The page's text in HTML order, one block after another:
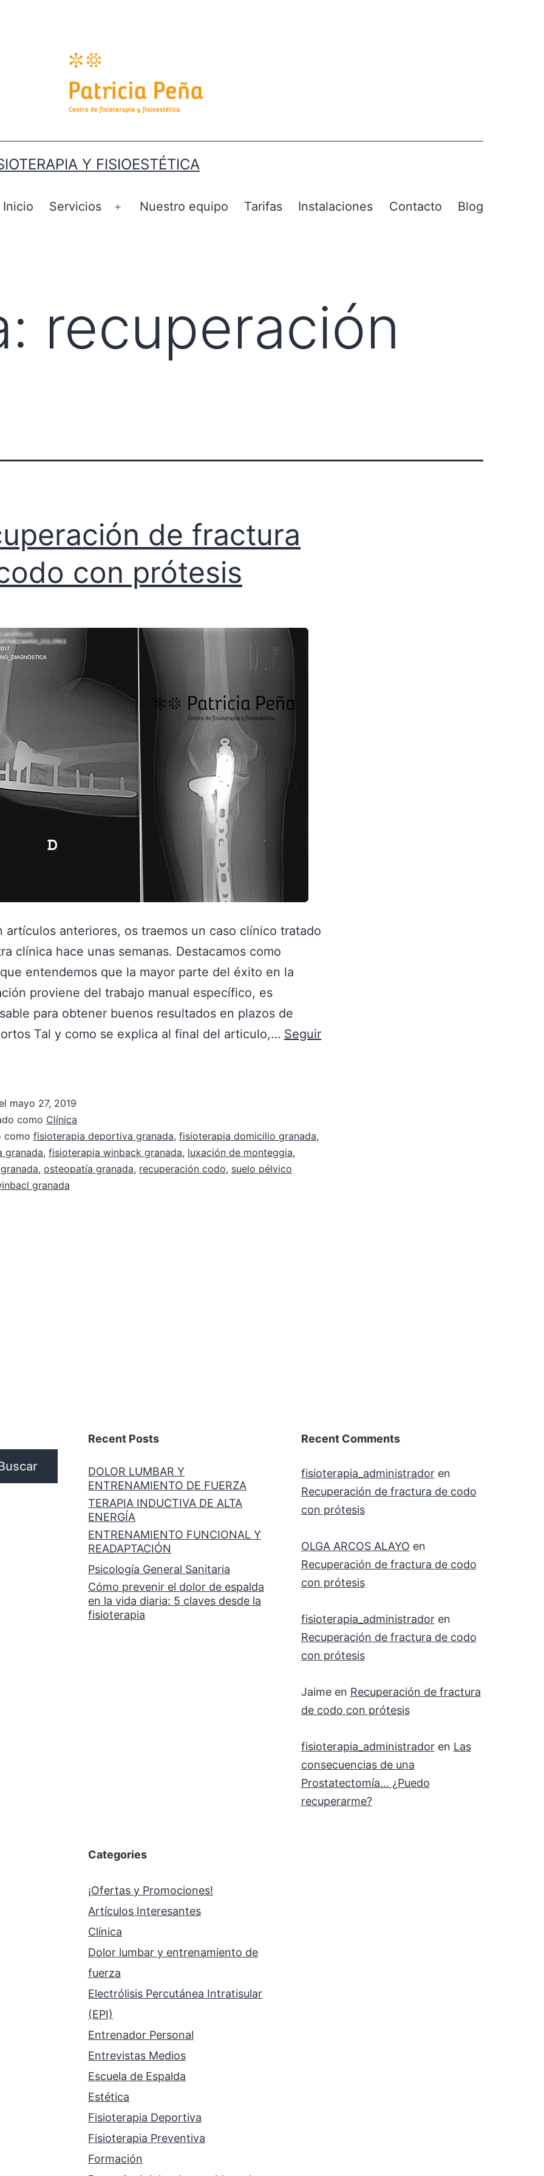
Y FISIOESTÉTICA
Inicio Servicios Nuestro equipo Tarifas Instalaciones Contacto Blog
recuperación
de fractura
con prótesis
artículos anteriores, os traemos un caso clínico tratado
clínica hace unas semanas. Destacamos como
entendemos que la mayor parte del éxito en la
proviene del trabajo manual específico, es
para obtener buenos resultados en plazos de
Tal y como se explica al final del articulo,… Seguir
mayo 27, 2019
como Clínica
como fisioterapia deportiva granada, fisioterapia domicilio granada,
granada, fisioterapia winback granada, luxación de monteggia,
, osteopatía granada, recuperación codo, suelo pélvico
granada
Recent Posts
DOLOR LUMBAR Y
ENTRENAMIENTO DE FUERZA
TERAPIA INDUCTIVA DE ALTA
ENERGÍA
ENTRENAMIENTO FUNCIONAL Y
READAPTACIÓN
Psicología General Sanitaria
Cómo prevenir el dolor de espalda
en la vida diaria: 5 claves desde la
fisioterapia
Recent Comments
fisioterapia_administradoren
Recuperación de fractura de codo
con prótesis
OLGA ARCOS ALAYO en
Recuperación de fractura de codo
con prótesis
fisioterapia_administradoren
Recuperación de fractura de codo
con prótesis
Jaimeen Recuperación de fractura
de codo con prótesis
fisioterapia_administradoren Las
consecuencias de una
Prostatectomía… ¿Puedo
recuperarme?
Categories
¡Ofertas y Promociones!
Artículos Interesantes
Clínica
Dolor lumbar y entrenamiento de
fuerza
Electrólisis Percutánea Intratisular
(EPI)
Entrenador Personal
Entrevistas Medios
Escuela de Espalda
Estética
Fisioterapia Deportiva
Fisioterapia Preventiva
Formación